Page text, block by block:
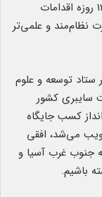
استفاده نکردیم که البته جوانان ایرانی در جنگ ۱۲ روزه اقدامات
نظام‌مند و علمی‌تر
ستاد توسعه و علوم
سایبری کشور
کسب جایگاه
که این سند تصویب می‌شد، افقی
جنوب غرب آسیا و
باشیم.